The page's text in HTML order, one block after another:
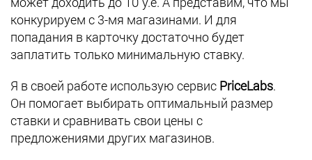
конкурируем с 3-мя магазинами. И для
попадания в карточку достаточно будет
заплатить только минимальную ставку.
Я в своей работе использую сервис PriceLabs.
Он помогает выбирать оптимальный размер
ставки и сравнивать свои цены с
предложениями других магазинов.